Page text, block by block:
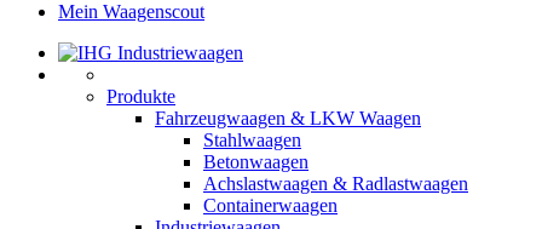
Mein Waagenscout
Produkte
Fahrzeugwaagen & LKW Waagen
Stahlwaagen
Betonwaagen
Achslastwaagen & Radlastwaagen
Containerwaagen